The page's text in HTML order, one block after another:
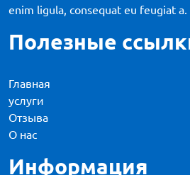
enim ligula, consequat eu feugiat a.
Полезные
Главная
услуги
Отзыва
О нас
Информация